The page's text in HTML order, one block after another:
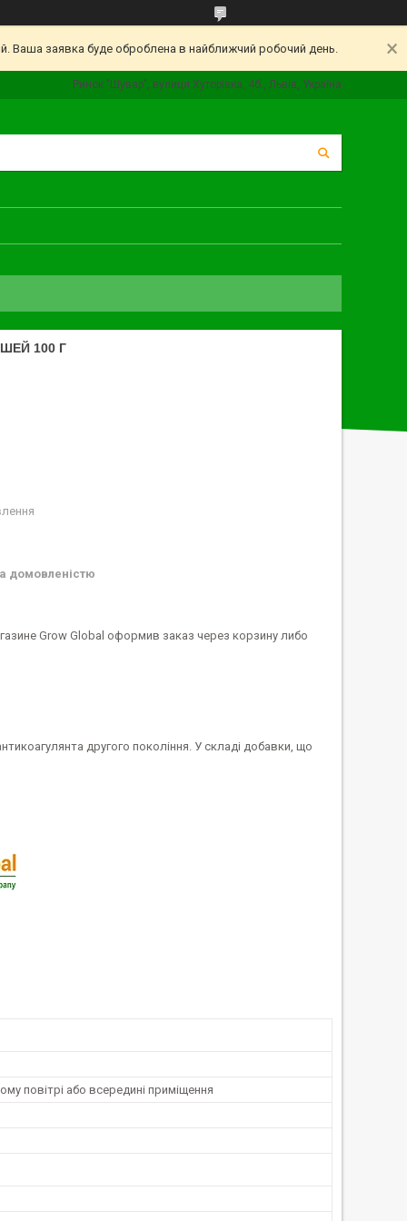
Ваша заявка буде оброблена в найближчий робочий день.
Ринок "Шувар", вулиця Хуторівка, 4б., Львів, Україна
100 Г
домовленістю
Grow Global оформив заказ через корзину либо
другого покоління. У складі добавки, що
повітрі або всередині приміщення